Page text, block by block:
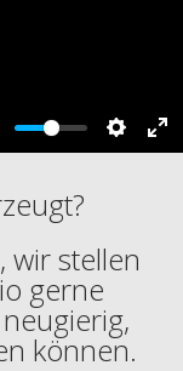
wir stellen
gerne
können.